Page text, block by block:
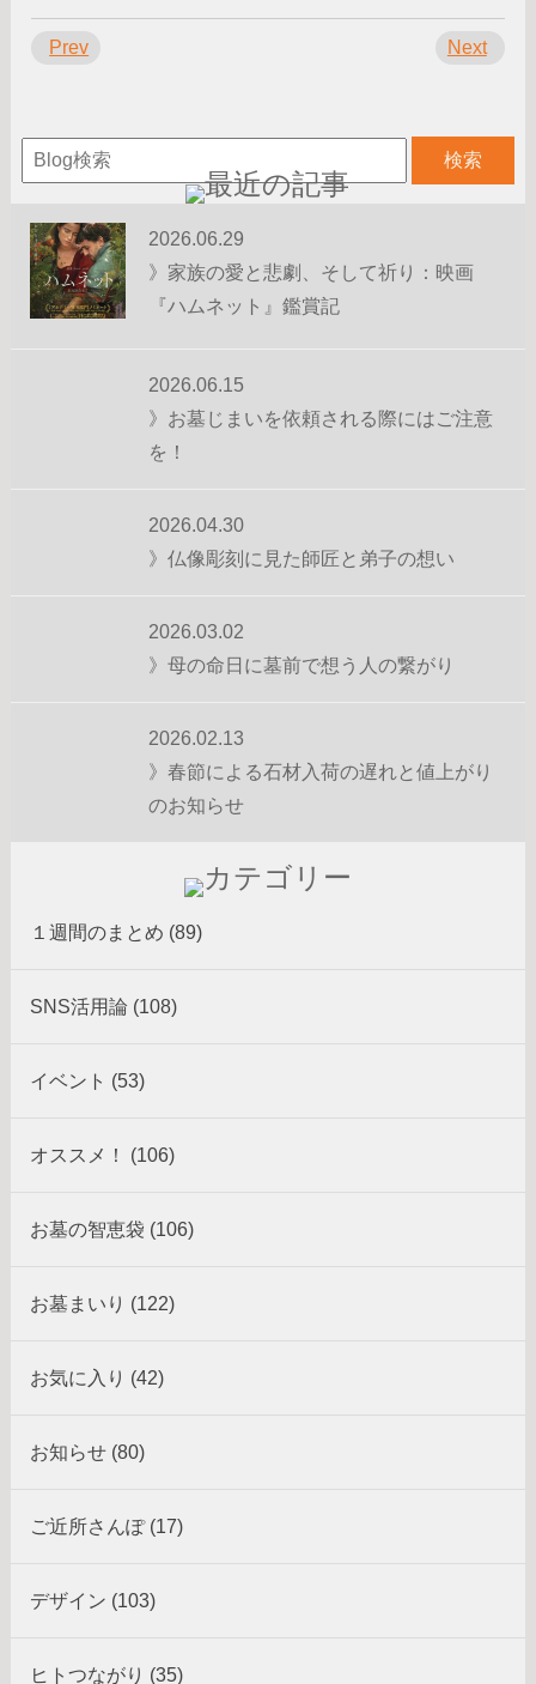
Prev Next
2026.06.29
》家族の愛と悲劇、そして祈り：映画
『ハムネット』鑑賞記
2026.06.15
》お墓じまいを依頼される際にはご注意
を！
2026.04.30
》仏像彫刻に見た師匠と弟子の想い
2026.03.02
》母の命日に墓前で想う人の繋がり
2026.02.13
》春節による石材入荷の遅れと値上がり
のお知らせ
１週間のまとめ (89)
SNS活用論 (108)
イベント (53)
オススメ！ (106)
お墓の智恵袋 (106)
お墓まいり (122)
お気に入り (42)
お知らせ (80)
ご近所さんぽ (17)
デザイン (103)
ヒトつながり (35)